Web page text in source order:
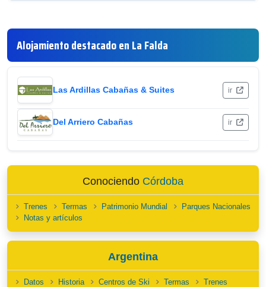
Alojamiento destacado en La Falda
Las Ardillas Cabañas & Suites ir
Del Arriero Cabañas ir
Conociendo Córdoba
Trenes Termas Patrimonio Mundial
Parques Nacionales
Notas y artículos
Argentina
Datos Historia Centros de Ski Termas
Trenes